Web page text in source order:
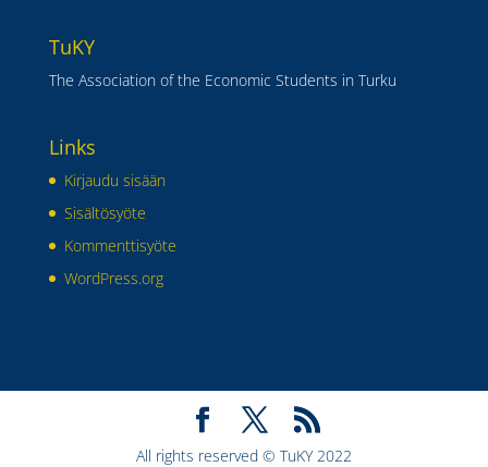
TuKY
The Association of the Economic Students in Turku
Links
Kirjaudu sisään
Sisältösyöte
Kommenttisyöte
WordPress.org
All rights reserved © TuKY 2022